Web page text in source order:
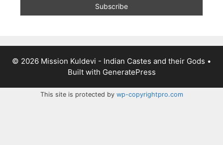
© 2026 Mission Kuldevi - Indian Castes and their Gods •
Built with GeneratePress
This site is protected by wp-copyrightpro.com